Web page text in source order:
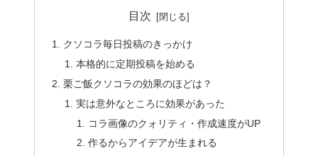
目次
クソコラ毎日投稿のきっかけ
本格的に定期投稿を始める
栗ご飯クソコラの効果のほどは？
実は意外なところに効果があった
コラ画像のクォリティ・作成速度がUP
作るからアイデアが生まれる